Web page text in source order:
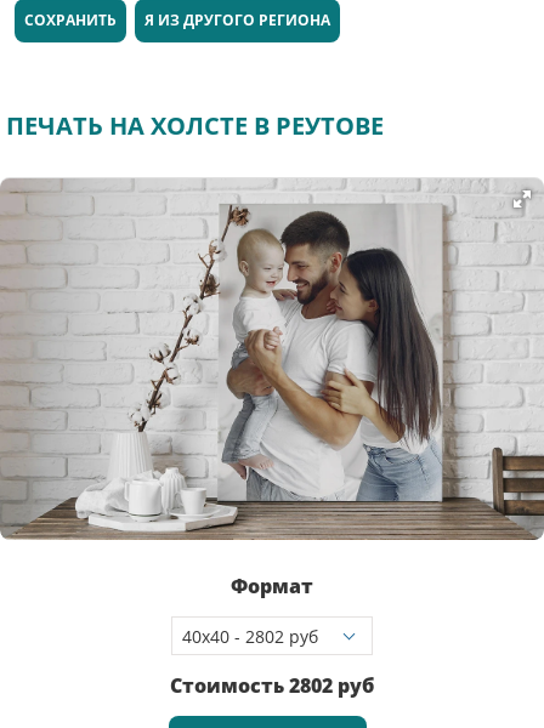
СОХРАНИТЬ Я ИЗ ДРУГОГО РЕГИОНА
ПЕЧАТЬ НА ХОЛСТЕ В РЕУТОВЕ
Формат
Стоимость2802 руб